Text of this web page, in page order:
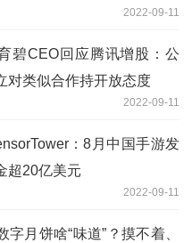
2022-09-11
碧CEO回应腾讯增股：公
对类似合作持开放态度
2022-09-11
：8月中国手游发
超20亿美元
2022-09-11
字月饼啥“味道”？摸不着、